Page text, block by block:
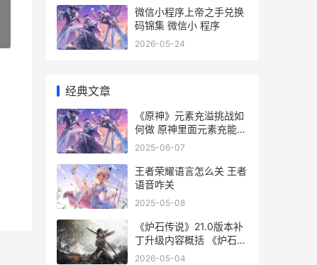
微信小程序上帝之手兑换
码锦集 微信小 程序
2026-05-24
经典文章
《原神》元素充溢挑战如
何做 原神里面元素充能有
什么用
2025-06-07
王者荣耀语言怎么关 王者
语音咋关
2025-05-08
《炉石传说》21.0版本补
丁升级内容概括 《炉石传
说》下载
2026-05-04